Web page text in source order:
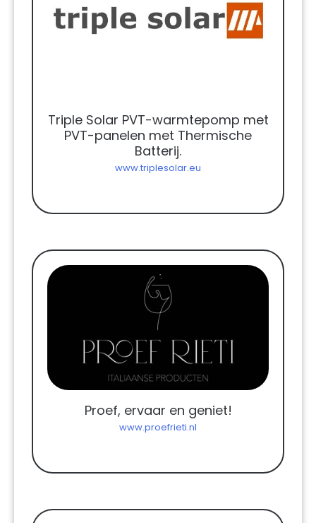
Triple Solar PVT-warmtepomp met
PVT-panelen met Thermische
Batterij.
www.triplesolar.eu
Proef, ervaar en geniet!
www.proefrieti.nl